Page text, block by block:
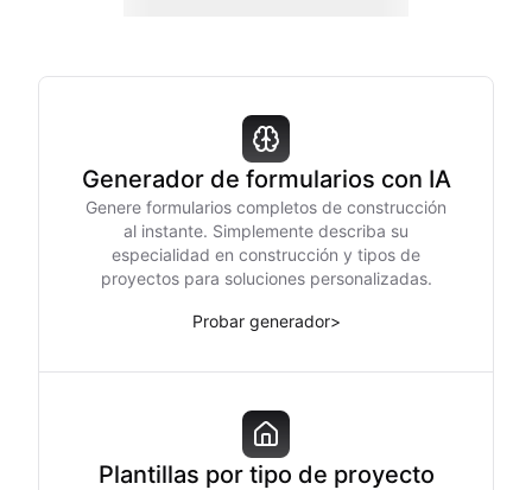
Generador de formularios con IA
Genere formularios completos de construcción
al instante. Simplemente describa su
especialidad en construcción y tipos de
proyectos para soluciones personalizadas.
Probar generador>
Plantillas por tipo de proyecto